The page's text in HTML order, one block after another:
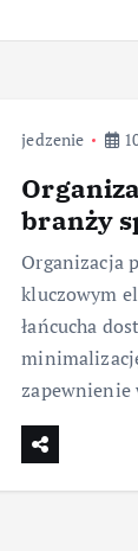
jedzenie
branży
Organizacja
kluczowym
łańcucha